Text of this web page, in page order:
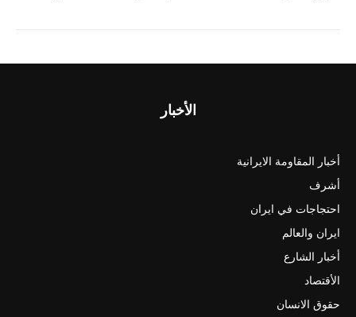
الأخبار
أخبار المقاومة الايرانية
أشرف
احتجاجات في ايران
ايران والعالم
أخبار الشارع
الأقتصاد
حقوق الانسان